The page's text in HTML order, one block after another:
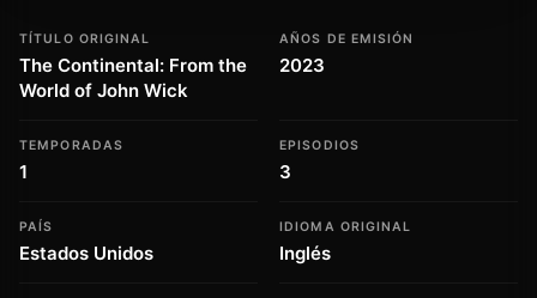
TÍTULO ORIGINAL
The Continental: From the
World of John Wick
AÑOS DE EMISIÓN
2023
TEMPORADAS
1
EPISODIOS
3
PAÍS
Estados Unidos
IDIOMA ORIGINAL
Inglés